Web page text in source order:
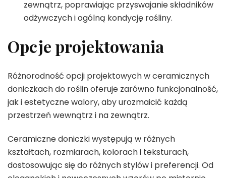
zewnątrz, poprawiając przyswajanie składników
odżywczych i ogólną kondycję rośliny.
Opcje projektowania
Różnorodność opcji projektowych w ceramicznych
doniczkach do roślin oferuje zarówno funkcjonalność,
jak i estetyczne walory, aby urozmaicić każdą
przestrzeń wewnątrz i na zewnątrz.
Ceramiczne doniczki występują w różnych
kształtach, rozmiarach, kolorach i teksturach,
dostosowując się do różnych stylów i preferencji. Od